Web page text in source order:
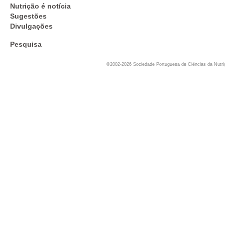
Nutrição é notícia
Sugestões
Divulgações
Pesquisa
©2002-2026 Sociedade Portuguesa de Ciências da